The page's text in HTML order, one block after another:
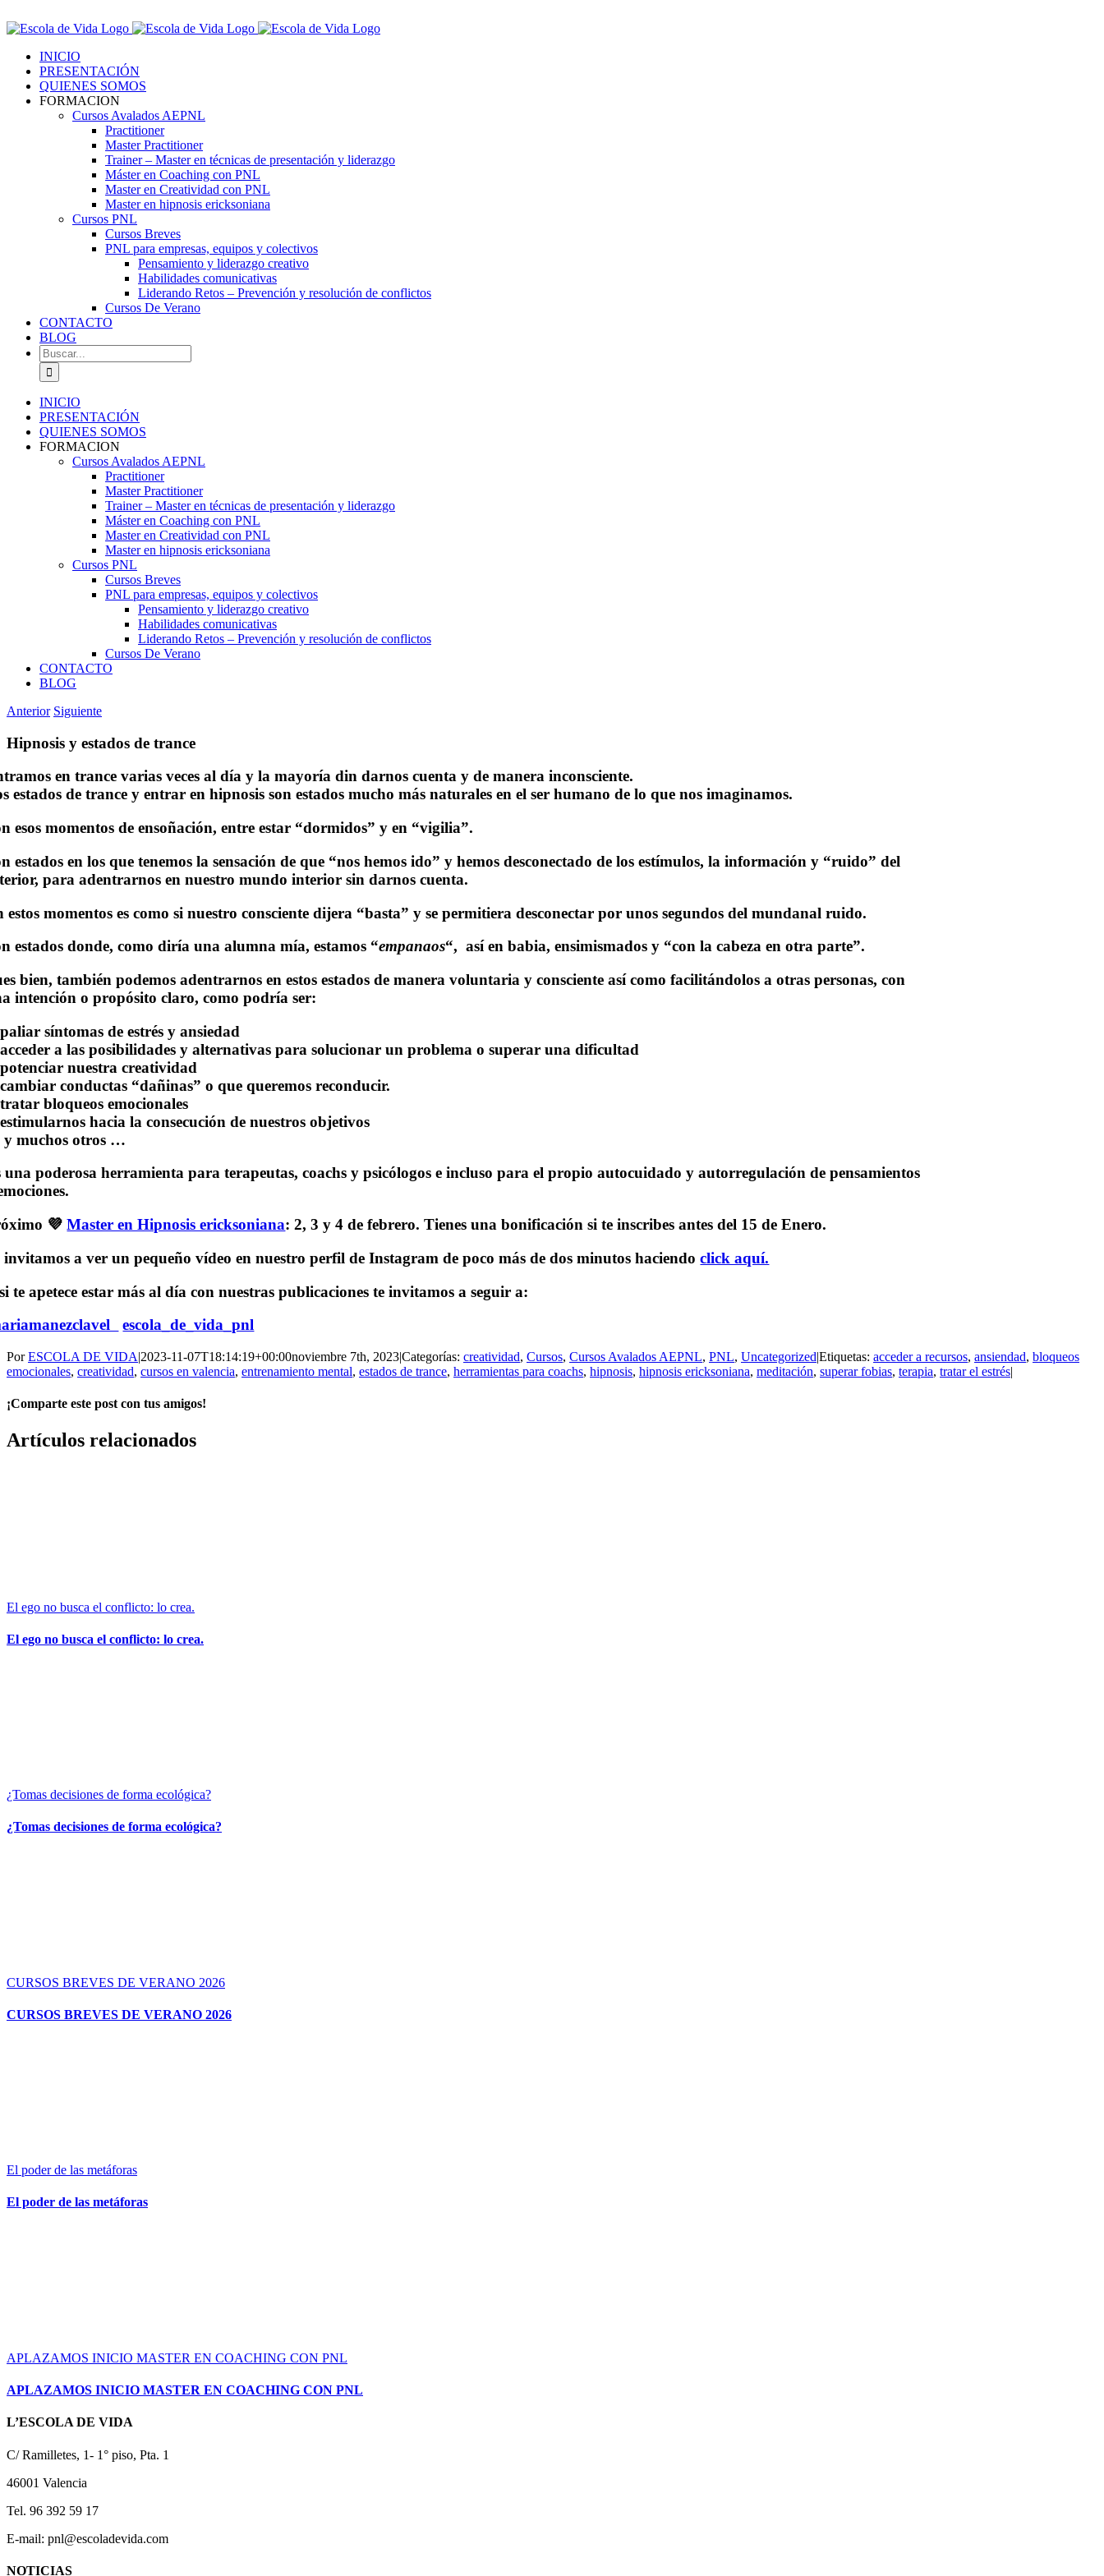
al
Facebook
Instagram
LinkedIn
INICIO
PRESENTACIÓN
QUIENES SOMOS
FORMACION
Cursos Avalados AEPNL
Practitioner
Master Practitioner
Trainer – Master en técnicas de presentación y liderazgo
Máster en Coaching con PNL
Master en Creatividad con PNL
Master en hipnosis ericksoniana
Cursos PNL
Cursos Breves
PNL para empresas, equipos y colectivos
Pensamiento y liderazgo creativo
Habilidades comunicativas
Liderando Retos – Prevención y resolución de conflictos
Cursos De Verano
CONTACTO
BLOG
Buscar:
INICIO
PRESENTACIÓN
QUIENES SOMOS
FORMACION
Cursos Avalados AEPNL
Practitioner
Master Practitioner
Trainer – Master en técnicas de presentación y liderazgo
Máster en Coaching con PNL
Master en Creatividad con PNL
Master en hipnosis ericksoniana
Cursos PNL
Cursos Breves
PNL para empresas, equipos y colectivos
Pensamiento y liderazgo creativo
Habilidades comunicativas
Liderando Retos – Prevención y resolución de conflictos
Cursos De Verano
CONTACTO
BLOG
Anterior Siguiente
Hipnosis y estados de trance
en trance varias veces al día y la mayoría din darnos cuenta y de manera inconsciente.
estados de trance y entrar en hipnosis son estados mucho más naturales en el ser humano de lo que nos imaginamos.
esos momentos de ensoñación, entre estar “dormidos” y en “vigilia”.
estados en los que tenemos la sensación de que “nos hemos ido” y hemos desconectado de los estímulos, la información y “ruido” del
para adentrarnos en nuestro mundo interior sin darnos cuenta.
estos momentos es como si nuestro consciente dijera “basta” y se permitiera desconectar por unos segundos del mundanal ruido.
estados donde, como diría una alumna mía, estamos “empanaos“, así en babia, ensimismados y “con la cabeza en otra parte”.
bien, también podemos adentrarnos en estos estados de manera voluntaria y consciente así como facilitándolos a otras personas, con
intención o propósito claro, como podría ser:
síntomas de estrés y ansiedad
a las posibilidades y alternativas para solucionar un problema o superar una dificultad
nuestra creatividad
conductas “dañinas” o que queremos reconducir.
bloqueos emocionales
hacia la consecución de nuestros objetivos
y muchos otros …
una poderosa herramienta para terapeutas, coachs y psicólogos e incluso para el propio autocuidado y autorregulación de pensamientos
💜Master en Hipnosis ericksoniana: 2, 3 y 4 de febrero. Tienes una bonificación si te inscribes antes del 15 de Enero.
invitamos a ver un pequeño vídeo en nuestro perfil de Instagram de poco más de dos minutos haciendoclick aquí.
te apetece estar más al día con nuestras publicaciones te invitamos a seguir a:
escola_de_vida_pnl
PorESCOLA DE VIDA|2023-11-07T18:14:19+00:00noviembre 7th, 2023|Categorías: creatividad, Cursos, Cursos Avalados AEPNL, PNL, Uncategorized|Etiquetas: acceder a recursos, ansiendad, bloqueos
emocionales, creatividad, cursos en valencia, entrenamiento mental, estados de trance, herramientas para coachs, hipnosis, hipnosis ericksoniana, meditación, superar fobias, terapia, tratar el estrés|
¡Comparte este post con tus amigos!
Facebook
X
WhatsApp
Correo
electrónico
Artículos relacionados
El ego no busca el conflicto: lo crea.
El ego no busca el conflicto: lo crea.
¿Tomas decisiones de forma ecológica?
¿Tomas decisiones de forma ecológica?
CURSOS BREVES DE VERANO 2026
CURSOS BREVES DE VERANO 2026
El poder de las metáforas
El poder de las metáforas
APLAZAMOS INICIO MASTER EN COACHING CON PNL
APLAZAMOS INICIO MASTER EN COACHING CON PNL
L’ESCOLA DE VIDA
C/ Ramilletes, 1- 1° piso, Pta. 1
46001 Valencia
Tel. 96 392 59 17
E-mail: pnl@escoladevida.com
NOTICIAS